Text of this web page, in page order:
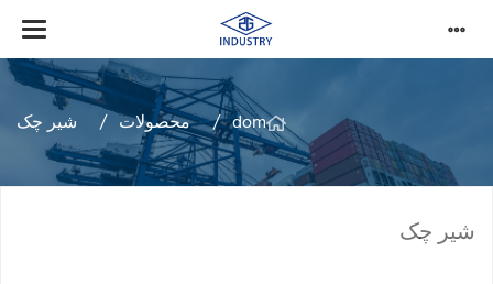
dom محصولات شیر چک
شیر چک